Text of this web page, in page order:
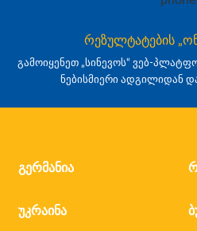
რეზულტატების
გამოიყენეთ „სინევოს“ ვებ-
ნებისმიერი ადგილიდან
გერმანია
უკრაინა